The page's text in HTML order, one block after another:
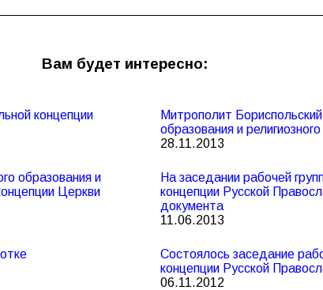
Вам будет интересно:
концепции
Митрополит
образования и
28.11.2013
образования и
Церкви
На заседании рабочей
концепции Русской
документа
11.06.2013
Состоялось заседание
концепции Русской
06.11.2012